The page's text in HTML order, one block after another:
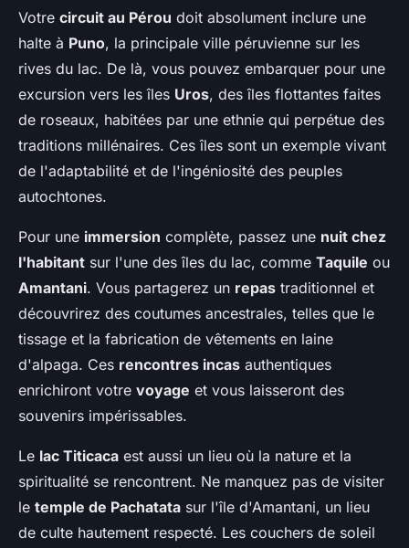
Votre circuit au Pérou doit absolument inclure une
halte à Puno, la principale ville péruvienne sur les
rives du lac. De là, vous pouvez embarquer pour une
excursion vers les îles Uros, des îles flottantes faites
de roseaux, habitées par une ethnie qui perpétue des
traditions millénaires. Ces îles sont un exemple vivant
de l'adaptabilité et de l'ingéniosité des peuples
autochtones.
Pour une immersion complète, passez une nuit chez
l'habitant sur l'une des îles du lac, comme Taquile ou
Amantani. Vous partagerez un repas traditionnel et
découvrirez des coutumes ancestrales, telles que le
tissage et la fabrication de vêtements en laine
d'alpaga. Ces rencontres incas authentiques
enrichiront votre voyage et vous laisseront des
souvenirs impérissables.
Le lac Titicaca est aussi un lieu où la nature et la
spiritualité se rencontrent. Ne manquez pas de visiter
le temple de Pachatata sur l'île d'Amantani, un lieu
de culte hautement respecté. Les couchers de soleil